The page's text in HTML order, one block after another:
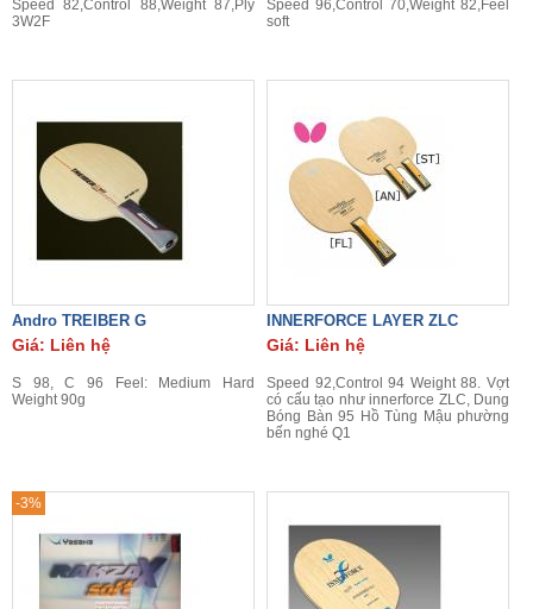
Speed 82,Control 88,Weight 87,Ply
3W2F
Speed 96,Control 70,Weight 82,Feel
soft
Andro TREIBER G
Giá: Liên hệ
S 98, C 96 Feel: Medium Hard
Weight 90g
INNERFORCE LAYER ZLC
Giá: Liên hệ
Speed 92,Control 94 Weight 88. Vợt
có cấu tạo như innerforce ZLC, Dung
Bóng Bàn 95 Hồ Tùng Mậu phường
bến nghé Q1
-3%